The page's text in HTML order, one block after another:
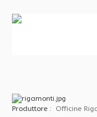
Produttore
Officine